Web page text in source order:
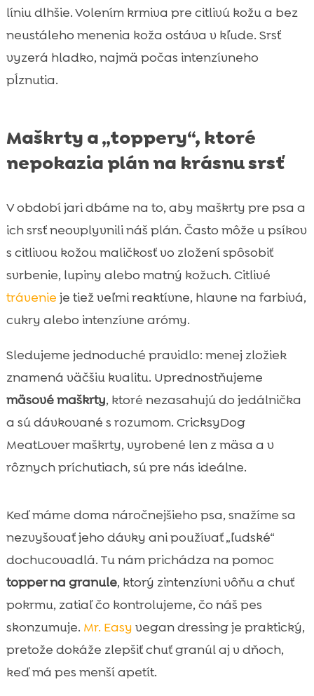
líniu dlhšie. Volením krmiva pre citlivú kožu a bez
neustáleho menenia koža ostáva v kľude. Srsť
vyzerá hladko, najmä počas intenzívneho
pĺznutia.
Maškrty a „toppery“, ktoré
nepokazia plán na krásnu srsť
V období jari dbáme na to, aby maškrty pre psa a
ich srsť neovplyvnili náš plán. Často môže u psíkov
s citlivou kožou maličkosť vo zložení spôsobiť
svrbenie, lupiny alebo matný kožuch. Citlivé
trávenie je tiež veľmi reaktívne, hlavne na farbivá,
cukry alebo intenzívne arómy.
Sledujeme jednoduché pravidlo: menej zložiek
znamená väčšiu kvalitu. Uprednostňujeme
mäsové maškrty, ktoré nezasahujú do jedálnička
a sú dávkované s rozumom. CricksyDog
MeatLover maškrty, vyrobené len z mäsa a v
rôznych príchutiach, sú pre nás ideálne.
Keď máme doma náročnejšieho psa, snažíme sa
nezvyšovať jeho dávky ani používať „ľudské“
dochucovadlá. Tu nám prichádza na pomoc
topper na granule, ktorý zintenzívni vôňu a chuť
pokrmu, zatiaľ čo kontrolujeme, čo náš pes
skonzumuje. Mr. Easy vegan dressing je praktický,
pretože dokáže zlepšiť chuť granúl aj v dňoch,
keď má pes menší apetít.